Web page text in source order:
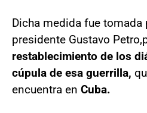
Dicha medida fue tomada
presidente Gustavo Petro,
restablecimiento de los
cúpula de esa guerrilla,
encuentra en Cuba.